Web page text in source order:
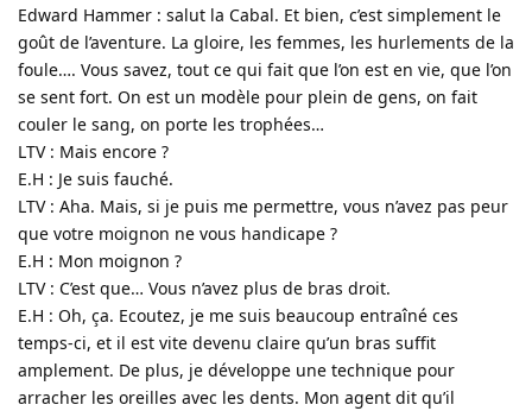
Edward Hammer : salut la Cabal. Et bien, c’est simplement le
goût de l’aventure. La gloire, les femmes, les hurlements de la
foule…. Vous savez, tout ce qui fait que l’on est en vie, que l’on
se sent fort. On est un modèle pour plein de gens, on fait
couler le sang, on porte les trophées…
LTV : Mais encore ?
E.H : Je suis fauché.
LTV : Aha. Mais, si je puis me permettre, vous n’avez pas peur
que votre moignon ne vous handicape ?
E.H : Mon moignon ?
LTV : C’est que… Vous n’avez plus de bras droit.
E.H : Oh, ça. Ecoutez, je me suis beaucoup entraîné ces
temps-ci, et il est vite devenu claire qu’un bras suffit
amplement. De plus, je développe une technique pour
arracher les oreilles avec les dents. Mon agent dit qu’il